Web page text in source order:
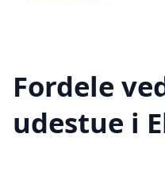
Fordele
udestue i